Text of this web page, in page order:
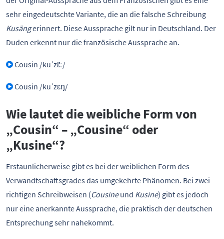
sehr eingedeutschte Variante, die an die falsche Schreibung
Kusängerinnert. Diese Aussprache gilt nur in Deutschland. Der
Duden erkennt nur die französische Aussprache an.
Cousin /kuˈzɛ̃ː/
Cousin /kuˈzɛŋ/
Wie lautet die weibliche Form von
„Cousin“ – „Cousine“ oder
„Kusine“?
Erstaunlicherweise gibt es bei der weiblichen Form des
Verwandtschaftsgrades das umgekehrte Phänomen. Bei zwei
richtigen Schreibweisen (Cousineund Kusine) gibt es jedoch
nur eine anerkannte Aussprache, die praktisch der deutschen
Entsprechung sehr nahekommt.